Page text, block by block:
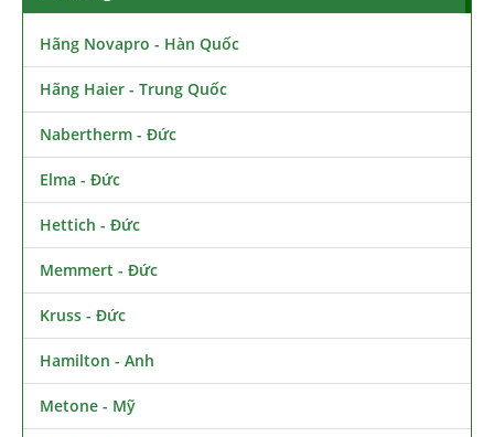
Hãng Novapro - Hàn Quốc
Hãng Haier - Trung Quốc
Nabertherm - Đức
Elma - Đức
Hettich - Đức
Memmert - Đức
Kruss - Đức
Hamilton - Anh
Metone - Mỹ